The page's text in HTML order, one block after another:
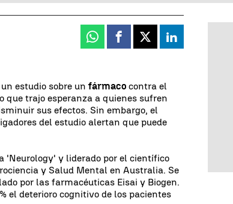
Whatsapp
Facebook
X Linkedin
estudio sobre unfármacocontra el
que trajo esperanza a quienes sufren
sus efectos. Sin embargo, el
del estudio alertan que puede
'Neurology' y liderado por el científico
y Salud Mental en Australia. Se
por las farmacéuticas Eisai y Biogen.
el deterioro cognitivo de los pacientes